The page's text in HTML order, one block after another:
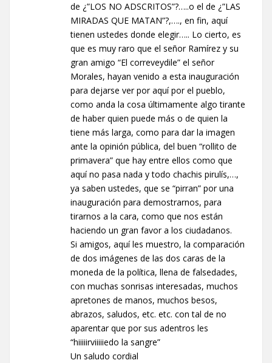
de ¿”LOS NO ADSCRITOS”?…..o el de ¿”LAS
MIRADAS QUE MATAN”?,…., en fin, aquí
tienen ustedes donde elegir….. Lo cierto, es
que es muy raro que el señor Ramírez y su
gran amigo “El correveydile” el señor
Morales, hayan venido a esta inauguración
para dejarse ver por aquí por el pueblo,
como anda la cosa últimamente algo tirante
de haber quien puede más o de quien la
tiene más larga, como para dar la imagen
ante la opinión pública, del buen “rollito de
primavera” que hay entre ellos como que
aquí no pasa nada y todo chachis pirulís,…,
ya saben ustedes, que se “pirran” por una
inauguración para demostrarnos, para
tirarnos a la cara, como que nos están
haciendo un gran favor a los ciudadanos.
Si amigos, aquí les muestro, la comparación
de dos imágenes de las dos caras de la
moneda de la política, llena de falsedades,
con muchas sonrisas interesadas, muchos
apretones de manos, muchos besos,
abrazos, saludos, etc. etc. con tal de no
aparentar que por sus adentros les
“hiiiiirviiiiiedo la sangre”
Un saludo cordial